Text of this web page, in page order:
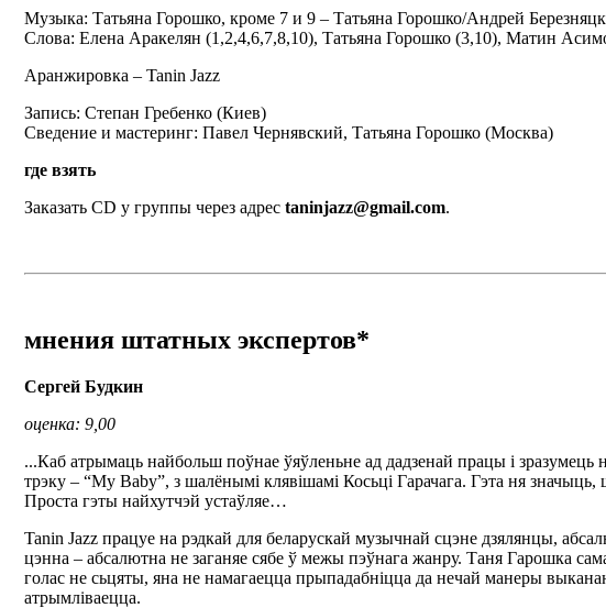
Музыка: Татьяна Горошко, кроме 7 и 9 – Татьяна Горошко/Андрей
Слова: Елена Аракелян (1,2,4,6,7,8,10), Татьяна Горошко (3,10), Матин
Аранжировка – Tanin Jazz
Запись: Степан Гребенко (Киев)
Сведение и мастеринг: Павел Чернявский, Татьяна Горошко (Москва)
где взять
Заказать CD у группы через адрес taninjazz@gmail.com.
мнения штатных экспертов*
Сергей Будкин
оценка: 9,00
...Каб атрымаць найбольш поўнае ўяўленьне ад дадзенай працы і
трэку – “My Baby”, з шалёнымі клявішамі Косьці Гарачага. Гэта ня
Проста гэты найхутчэй устаўляе…
Tanin Jazz працуе на рэдкай для беларускай музычнай сцэне дзялянцы,
цэнна – абсалютна не заганяе сябе ў межы пэўнага жанру. Таня Гарошка
голас не сьцяты, яна не намагаецца прыпадабніцца да нечай манеры
атрымліваецца.